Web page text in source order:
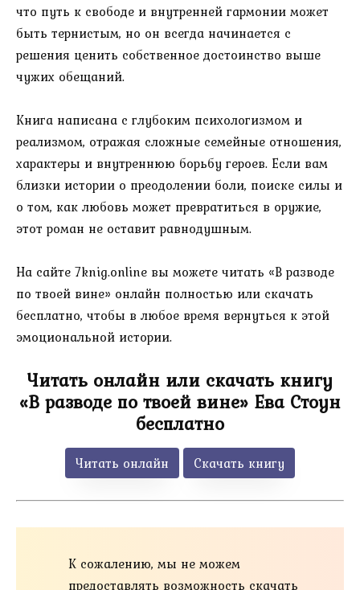
что путь к свободе и внутренней гармонии может
быть тернистым, но он всегда начинается с
решения ценить собственное достоинство выше
чужих обещаний.
Книга написана с глубоким психологизмом и
реализмом, отражая сложные семейные отношения,
характеры и внутреннюю борьбу героев. Если вам
близки истории о преодолении боли, поиске силы и
о том, как любовь может превратиться в оружие,
этот роман не оставит равнодушным.
На сайте 7knig.online вы можете читать «В разводе
по твоей вине» онлайн полностью или скачать
бесплатно, чтобы в любое время вернуться к этой
эмоциональной истории.
Читать онлайн или скачать книгу
«В разводе по твоей вине» Ева Стоун
бесплатно
Читать онлайн Скачать книгу
К сожалению, мы не можем
предоставлять возможность скачать